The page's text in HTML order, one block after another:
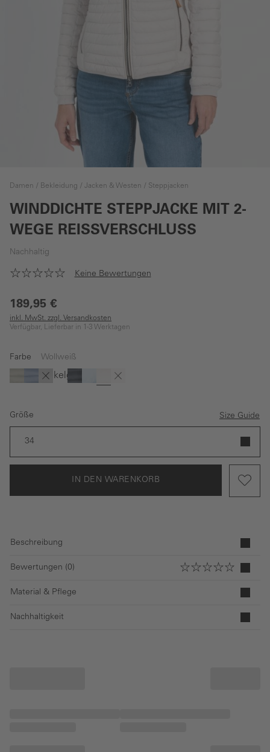
Damen Bekleidung Jacken & Westen Steppjacken
WINDDICHTE STEPPJACKE MIT 2-
WEGE REISSVERSCHLUSS
Nachhaltig
Keine Bewertungen
189,95 €
inkl. MwSt. zzgl. Versandkosten
Verfügbar, Lieferbar in 1-3 Werktagen
Farbe Wollweiß
GrünBlauSchwarz
(Diese Option ist zurzeit nicht verfügbar.)
Dunkelgrün
Dunkelblau
Hellblau
Wollweiß
Rosé
(Diese Option ist zurzeit nicht verfügbar.)
Größe Size Guide
34
IN DEN WARENKORB
Beschreibung
Bewertungen (0)
Material & Pflege
Nachhaltigkeit